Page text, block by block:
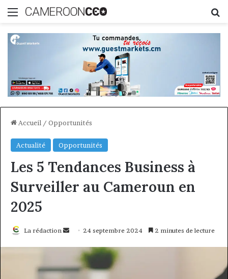
Menu
Accueil / Opportunités
Actualité Opportunités
Les 5 Tendances Business à
Surveiller au Cameroun en
2025
La rédaction
Envoyer
courriel
24 septembre 2024 2 minutes de lecture